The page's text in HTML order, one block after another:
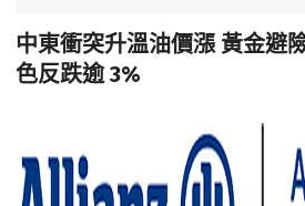
中東衝突升溫油價漲 黃金避
色反跌逾 3%